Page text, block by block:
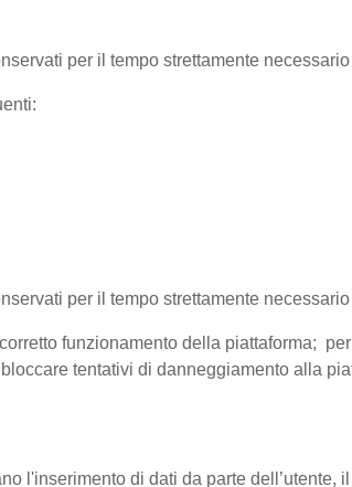
per il tempo strettamente
per il tempo strettamente
funzionamento della piattaforma;
tentativi di danneggiamento alla
l'inserimento di dati da parte dell’utente,